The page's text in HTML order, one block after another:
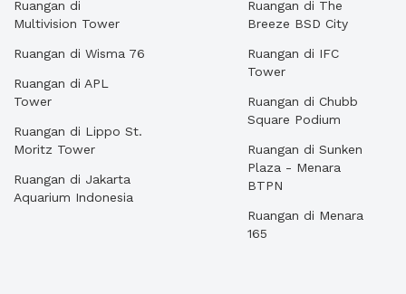
Ruangan di
Multivision Tower
Ruangan di Wisma 76
Ruangan di APL
Tower
Ruangan di Lippo St.
Moritz Tower
Ruangan di Jakarta
Aquarium Indonesia
Ruangan di The
Breeze BSD City
Ruangan di IFC
Tower
Ruangan di Chubb
Square Podium
Ruangan di Sunken
Plaza - Menara
BTPN
Ruangan di Menara
165